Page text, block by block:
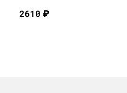
2610₽